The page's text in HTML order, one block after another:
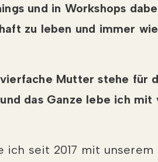
und in Workshops
zu leben und immer
Mutter stehe für
das Ganze lebe ich mit
ich seit 2017 mit unserem